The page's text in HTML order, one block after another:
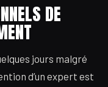
DE
jours malgré
d’un expert est